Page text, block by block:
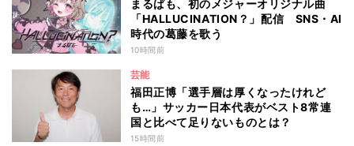
まるぱも、初のメジャーオリジナル曲
「HALLUCINATION？」配信 SNS・AI
時代の葛藤を歌う
10時間前
芸能
福田正博「選手層は厚くなったけれど
も…」サッカー日本代表がベスト8常連
国と比べて足りないものとは？
15時間前